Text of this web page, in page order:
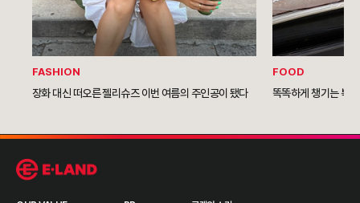
FASHION
장화 대신 떠오른 젤리슈즈 이번 여름의 주인공이 됐다
FOOD
똑똑하게 챙기는 복